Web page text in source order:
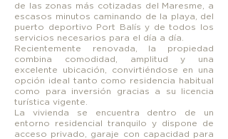
de las zonas más cotizadas del Maresme, a
escasos minutos caminando de la playa, del
puerto deportivo Port Balís y de todos los
servicios necesarios para el día a día.
Recientemente renovada, la propiedad
combina comodidad, amplitud y una
excelente ubicación, convirtiéndose en una
opción ideal tanto como residencia habitual
como para inversión gracias a su licencia
turística vigente.
La vivienda se encuentra dentro de un
entorno residencial tranquilo y dispone de
acceso privado, garaje con capacidad para